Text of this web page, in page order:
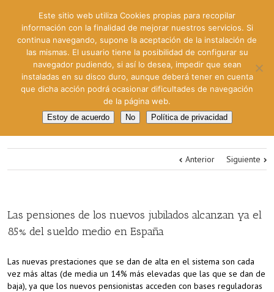
Anterior Siguiente
Las pensiones de los nuevos jubilados alcanzan ya el
85% del sueldo medio en España
Las nuevas prestaciones que se dan de alta en el sistema son cada
vez más altas (de media un 14% más elevadas que las que se dan de
baja), ya que los nuevos pensionistas acceden con bases reguladoras
Este sitio web utiliza Cookies propias para recopilar
información con la finalidad de mejorar nuestros servicios. Si
continua navegando, supone la aceptación de la instalación de
las mismas. El usuario tiene la posibilidad de configurar su
navegador pudiendo, si así lo desea, impedir que sean
instaladas en su disco duro, aunque deberá tener en cuenta
que dicha acción podrá ocasionar dificultades de navegación
de la página web.
Estoy de acuerdo No Política de privacidad